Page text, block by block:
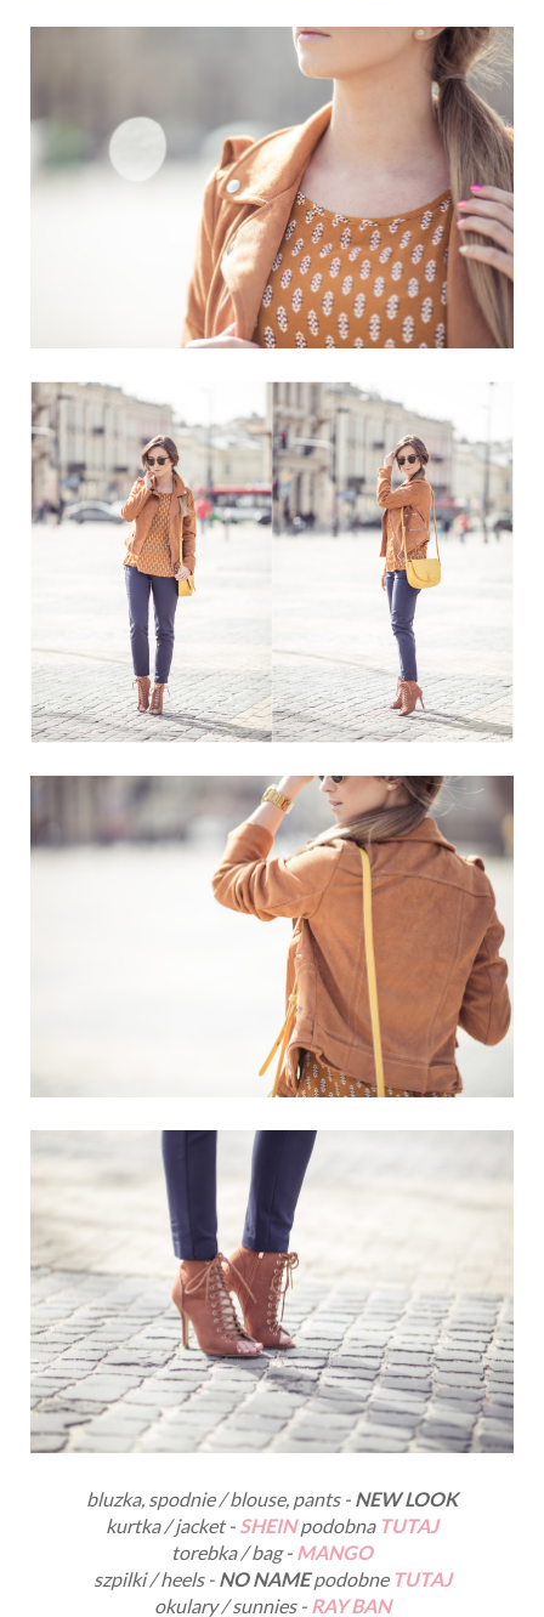
bluzka, spodnie / blouse, pants - NEW LOOK
kurtka / jacket - SHEIN podobna TUTAJ
torebka / bag - MANGO
szpilki / heels - NO NAMEpodobne TUTAJ
okulary / sunnies - RAY BAN